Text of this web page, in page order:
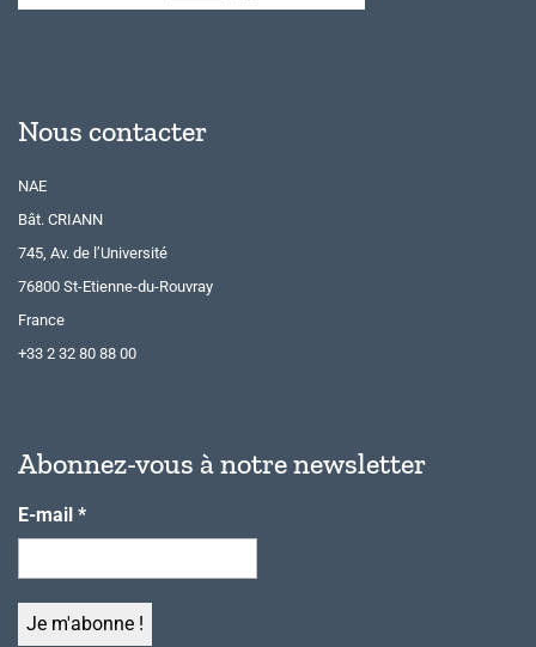
Nous contacter
NAE
Bât. CRIANN
745, Av. de l’Université
76800 St-Etienne-du-Rouvray
France
+33 2 32 80 88 00
Abonnez-vous à notre newsletter
E-mail *